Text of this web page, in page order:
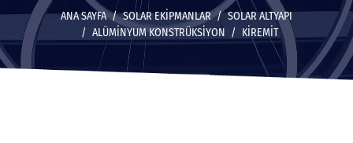
ANA SAYFA SOLAR EKİPMANLAR
SOLAR ALTYAPI
ALÜMINYUM KONSTRÜKSIYON
KIREMIT